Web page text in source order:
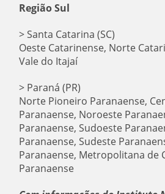
Região Sul
> Santa Catarina (SC)
Oeste Catarinense, Norte
Vale do Itajaí
> Paraná (PR)
Norte Pioneiro Paranaense,
Paranaense, Noroeste
Paranaense, Sudoeste
Paranaense, Sudeste
Paranaense, Metropolitana de
Paranaense